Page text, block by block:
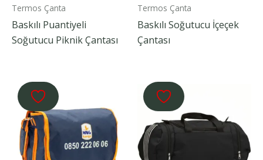
Termos Çanta
Baskılı Puantiyeli
Soğutucu Piknik Çantası
Termos Çanta
Baskılı Soğutucu İçeçek
Çantası